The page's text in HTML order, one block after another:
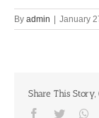
By admin | January
Share This Story,
Facebook
Twitter